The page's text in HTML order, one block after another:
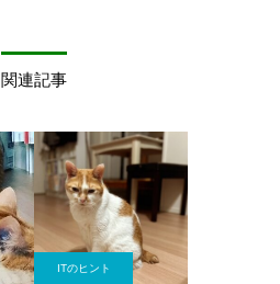
関連記事
ITのヒント